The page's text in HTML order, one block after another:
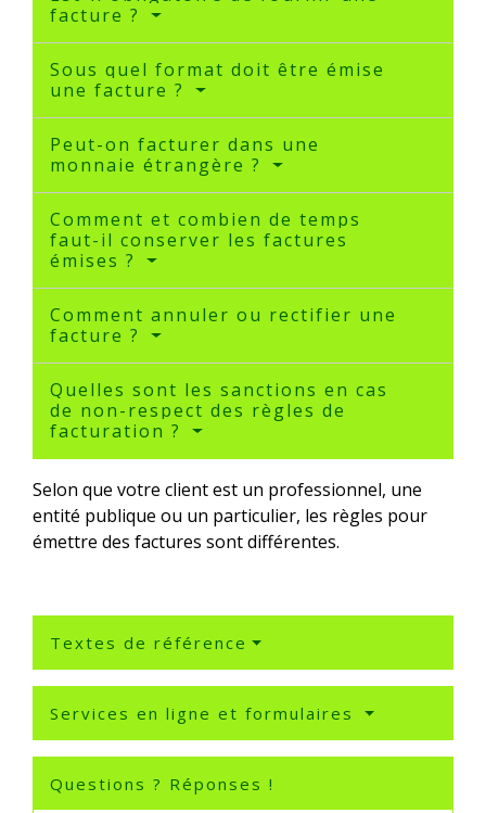
facture ?
Sous quel format doit être émise
une facture ?
Peut-on facturer dans une
monnaie étrangère ?
Comment et combien de temps
faut-il conserver les factures
émises ?
Comment annuler ou rectifier une
facture ?
Quelles sont les sanctions en cas
de non-respect des règles de
facturation ?
Selon que votre client est un professionnel, une
entité publique ou un particulier, les règles pour
émettre des factures sont différentes.
Textes de référence
Services en ligne et formulaires
Questions ? Réponses !